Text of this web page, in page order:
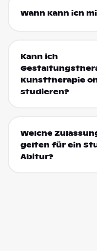
Wann kann ich
Kann ich
Kunsttherapie
studieren?
Welche
gelten für ein
Abitur?